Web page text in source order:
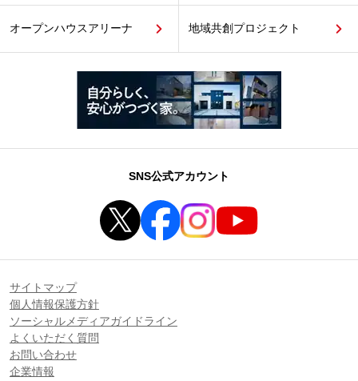
オープンハウスアリーナ 地域共創プロジェクト
SNS公式アカウント
サイトマップ
個人情報保護方針
ソーシャルメディアガイドライン
よくいただく質問
お問い合わせ
企業情報